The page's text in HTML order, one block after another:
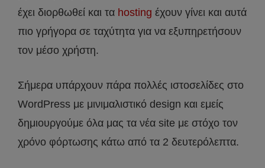
έχει διορθωθεί και τα hosting έχουν γίνει και αυτά
πιο γρήγορα σε ταχύτητα για να εξυπηρετήσουν
τον μέσο χρήστη.
Σήμερα υπάρχουν πάρα πολλές ιστοσελίδες στο
WordPress με μινιμαλιστικό design και εμείς
δημιουργούμε όλα μας τα νέα site με στόχο τον
χρόνο φόρτωσης κάτω από τα 2 δευτερόλεπτα.